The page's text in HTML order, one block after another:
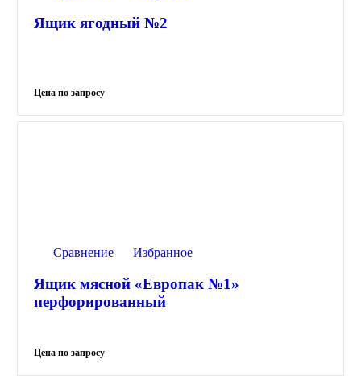
Ящик ягодный №2
Сравнение Избранное
Ящик мясной «Европак №1»
перфорированный